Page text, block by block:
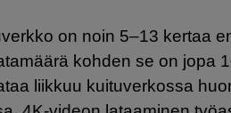
on noin 5–13 kertaa
kohden se on jopa
liikkuu kuituverkossa